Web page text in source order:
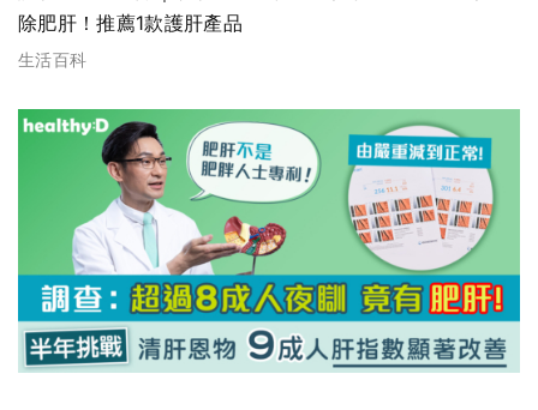
除肥肝！推薦1款護肝產品
生活百科